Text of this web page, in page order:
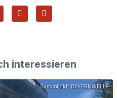
interessieren
Symbolbild/ BAYERNWELLE